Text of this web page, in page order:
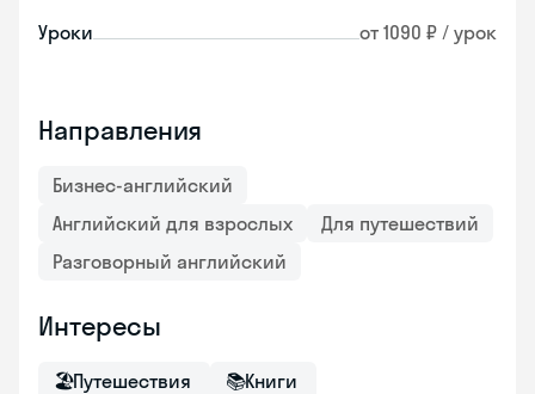
Уроки от 1090 ₽ / урок
Направления
Бизнес-английский
Английский для взрослых
Для путешествий
Разговорный английский
Интересы
🏖Путешествия 📚Книги